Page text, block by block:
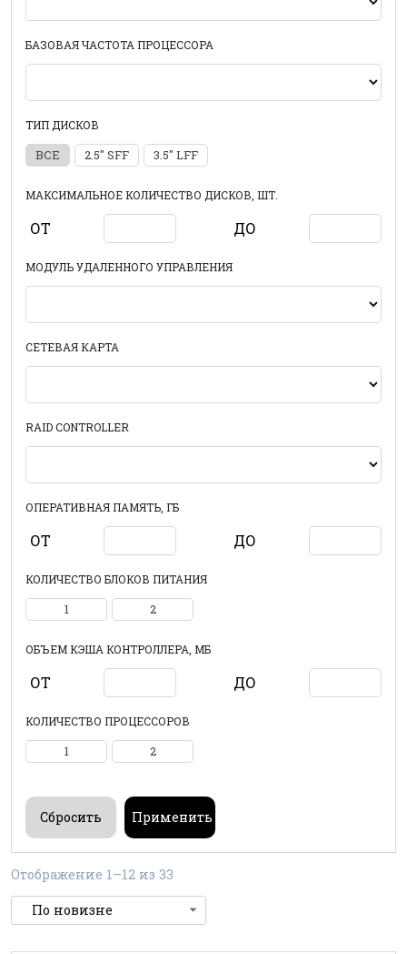
БАЗОВАЯ ЧАСТОТА ПРОЦЕССОРА
ТИП ДИСКОВ
ВСЕ 2.5" SFF 3.5" LFF
МАКСИМАЛЬНОЕ КОЛИЧЕСТВО ДИСКОВ, ШТ.
ОТ ДО
МОДУЛЬ УДАЛЕННОГО УПРАВЛЕНИЯ
СЕТЕВАЯ КАРТА
RAID CONTROLLER
ОПЕРАТИВНАЯ ПАМЯТЬ, ГБ
ОТ ДО
КОЛИЧЕСТВО БЛОКОВ ПИТАНИЯ
1 2
ОБЪЕМ КЭША КОНТРОЛЛЕРА, МБ
ОТ ДО
КОЛИЧЕСТВО ПРОЦЕССОРОВ
1 2
Отображение 1–12 из 33